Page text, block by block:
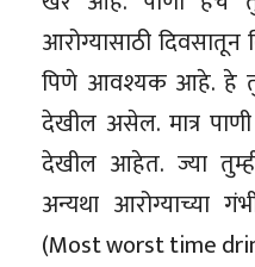
आरोग्यासाठी
पिणे आवश्यक आहे. हे
देखील असेल. मात्र
देखील आहेत. ज्या
अन्यथा आरोग्याच्या
(Most worst time